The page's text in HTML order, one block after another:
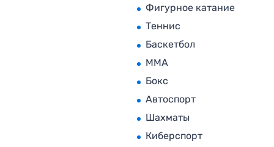
Фигурное катание
Теннис
Баскетбол
MMA
Бокс
Автоспорт
Шахматы
Киберспорт